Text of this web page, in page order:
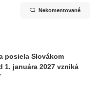
Nekomentované
posiela Slovákom
1. januára 2027 vzniká